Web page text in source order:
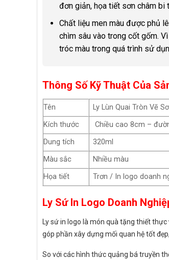
đơn giản, họa tiết sơn châm bi
Chất liệu men màu được phủ
chìm sâu vào trong cốt gốm.
tróc màu trong quá trình sử
Thông Số Kỹ Thuật Của
Tên Ly Lùn Quai Tròn Vẽ
Kích thước
Chiều cao 8cm –
Dung tích
320ml
Màu sắc
Nhiều màu
Họa tiết
Trơn / In logo doanh
Ly Sứ In Logo Doanh
Ly sứ in logo là món quà tặng thiết
góp phần xây dựng mối quan hệ tốt
So với các hình thức quảng bá truyền